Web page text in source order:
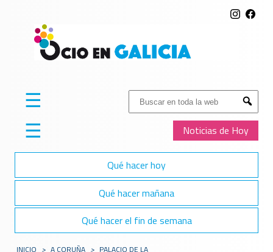
Buscar:
Submit
Noticias de Hoy
☰
☰
Qué hacer hoy
Qué hacer mañana
Qué hacer el fin de semana
INICIO > A CORUÑA > PALACIO DE LA